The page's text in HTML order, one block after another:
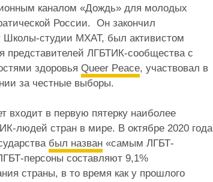
каналом «Дождь» для молодых
России. Он закончил
Школы-студии МХАТ, был активистом
представителей ЛГБТИК-сообщества с
здоровья Queer Peace, участвовал в
за честные выборы.
входит в первую пятерку наиболее
людей стран в мире. В октябре 2020 года
был назван «самым ЛГБТ-
персоны составляют 9,1%
страны, в то время как у прошлого